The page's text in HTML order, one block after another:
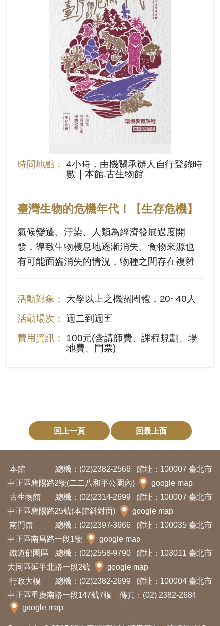
時間地點： 4小時，由機關承辦人自行登錄時
數｜本館.古生物館
臺灣生物的危機年代！【生存危機】
氣候變遷、汙染、人類為經濟發展過度開
發，導致生物棲息地逐漸消失、食物來源也
有可能面臨消失的情況，物種之間存在複雜
鎖效應。臺灣是一個生物多樣性豐富的島
嶼，近年來臺灣珍稀動植物逐漸瀕臨絕種，
透過本課程，一同關注臺灣生物面臨的生存
活動對象：
大學以上之機關團體，20~40人
活動場次： 週二到週五
費用資訊：
100元(含講師費、課程規劃、場
地費、門票)
回上一頁 回最上面
本館 總機：(02)2382-2566
館址：100007 臺北市
中正區襄陽路2號(二二八和平公園內)
google map
古生物館
總機：(02)2314-2699
館址：100007 臺北市
中正區襄陽路25號(本館斜對面)
google map
南門館
總機：(02)2397-3666
館址：100035 臺北市
中正區南昌路一段1號
google map
鐵道部園區
總機：(02)2558-9790
館址：103011 臺北市
大同區延平北路一段2號
google map
行政大樓
總機：(02)2382-2699
館址：100004 臺北市
中正區重慶南路一段147號7樓 傳真：(02) 2382-2684
google map